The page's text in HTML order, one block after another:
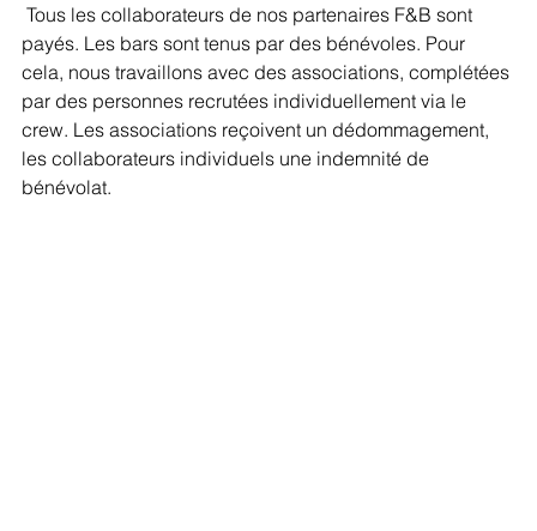
Tous les collaborateurs de nos partenaires F&B sont
payés. Les bars sont tenus par des bénévoles. Pour
cela, nous travaillons avec des associations, complétées
par des personnes recrutées individuellement via le
crew. Les associations reçoivent un dédommagement,
les collaborateurs individuels une indemnité de
bénévolat.